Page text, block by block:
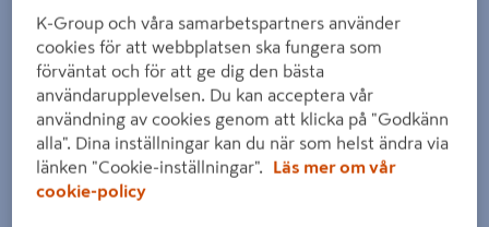
K-Group och våra samarbetspartners använder
cookies för att webbplatsen ska fungera som
förväntat och för att ge dig den bästa
användarupplevelsen. Du kan acceptera vår
användning av cookies genom att klicka på "Godkänn
alla". Dina inställningar kan du när som helst ändra via
länken "Cookie-inställningar".
Läs mer om vår
cookie-policy